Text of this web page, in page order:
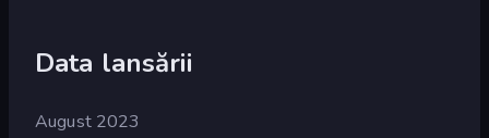
Data lansării
August 2023